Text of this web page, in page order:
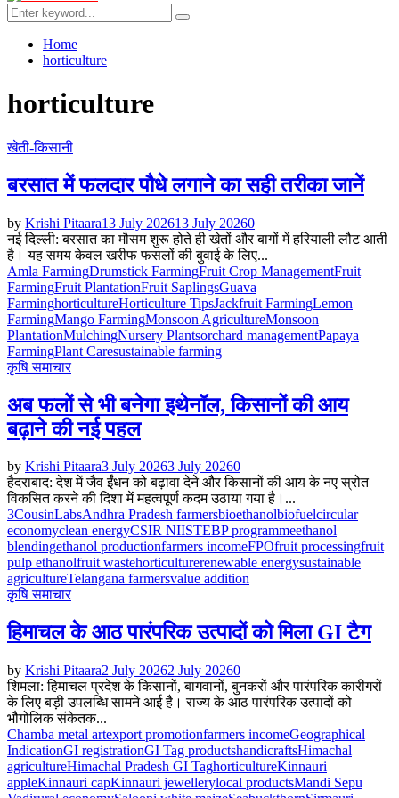
Menu
Search
for:
Search
Home
horticulture
horticulture
खेती-किसानी
बरसात में फलदार पौधे लगाने का सही तरीका जानें
by Krishi Pitaara13 July 202613 July 20260
नई दिल्ली: बरसात का मौसम शुरू होते ही खेतों और बागों में हरियाली लौट आती
है। यह समय केवल खरीफ फसलों की बुवाई के लिए...
Amla FarmingDrumstick FarmingFruit Crop ManagementFruit
FarmingFruit PlantationFruit SaplingsGuava
FarminghorticultureHorticulture TipsJackfruit FarmingLemon
FarmingMango FarmingMonsoon AgricultureMonsoon
PlantationMulchingNursery Plantsorchard managementPapaya
FarmingPlant Caresustainable farming
कृषि समाचार
अब फलों से भी बनेगा इथेनॉल, किसानों की आय
बढ़ाने की नई पहल
by Krishi Pitaara3 July 20263 July 20260
हैदराबाद: देश में जैव ईंधन को बढ़ावा देने और किसानों की आय के नए स्रोत
विकसित करने की दिशा में महत्वपूर्ण कदम उठाया गया है।...
3CousinLabsAndhra Pradesh farmersbioethanolbiofuelcircular
economyclean energyCSIR NIISTEBP programmeethanol
blendingethanol productionfarmers incomeFPOfruit processingfruit
pulp ethanolfruit wastehorticulturerenewable energysustainable
agricultureTelangana farmersvalue addition
कृषि समाचार
हिमाचल के आठ पारंपरिक उत्पादों को मिला GI टैग
by Krishi Pitaara2 July 20262 July 20260
शिमला: हिमाचल प्रदेश के किसानों, बागवानों, बुनकरों और पारंपरिक कारीगरों
के लिए बड़ी उपलब्धि सामने आई है। राज्य के आठ पारंपरिक उत्पादों को
भौगोलिक संकेतक...
Chamba metal artexport promotionfarmers incomeGeographical
IndicationGI registrationGI Tag productshandicraftsHimachal
agricultureHimachal Pradesh GI TaghorticultureKinnauri
appleKinnauri capKinnauri jewellerylocal productsMandi Sepu